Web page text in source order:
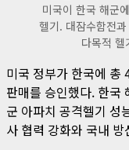
미국이 한국 해군
헬기. 대잠수함전
다목적 헬
미국 정부가 한국에 총
판매를 승인했다. 한국
군 아파치 공격헬기 성
사 협력 강화와 국내